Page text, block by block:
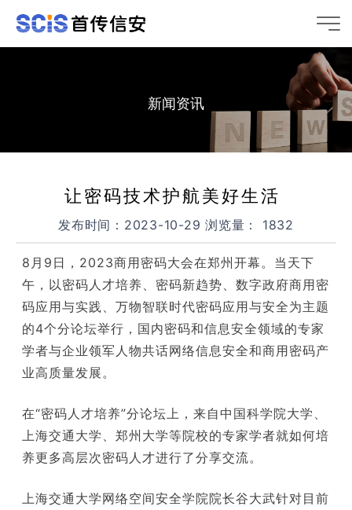
新闻资讯
让密码技术护航美好生活
发布时间：2023-10-29 浏览量： 1832
8月9日，2023商用密码大会在郑州开幕。当天下
午，以密码人才培养、密码新趋势、数字政府商用密
码应用与实践、万物智联时代密码应用与安全为主题
的4个分论坛举行，国内密码和信息安全领域的专家
学者与企业领军人物共话网络信息安全和商用密码产
业高质量发展。
在“密码人才培养”分论坛上，来自中国科学院大学、
上海交通大学、郑州大学等院校的专家学者就如何培
养更多高层次密码人才进行了分享交流。
上海交通大学网络空间安全学院院长谷大武针对目前